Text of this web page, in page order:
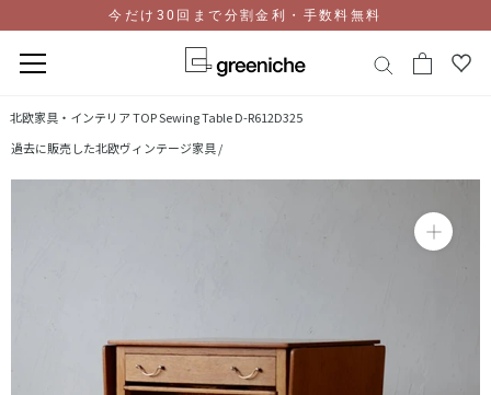
テ
ン
今だけ30回まで分割金利・手数料無料
北欧家具・インテリア TOPSewing Table D-R612D325
過去に販売した北欧ヴィンテージ家具 /